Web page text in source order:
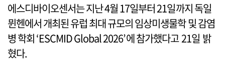
에스디바이오센서는 지난 4월 17일부터 21일까지 독일
뮌헨에서 개최된 유럽 최대 규모의 임상미생물학 및 감염
병 학회 ‘ESCMID Global 2026’에 참가했다고 21일 밝
혔다.